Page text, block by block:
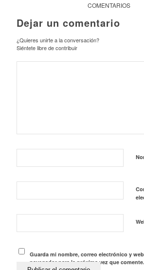
COMENTARIOS
Dejar un comentario
¿Quieres unirte a la conversación?
Siéntete libre de contribuir
Guarda mi nombre, correo electrónico y
navegador para la próxima vez que comente.